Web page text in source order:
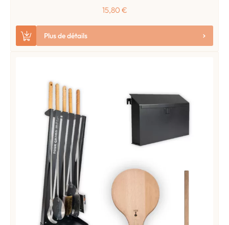
15,80 €
Plus de détails